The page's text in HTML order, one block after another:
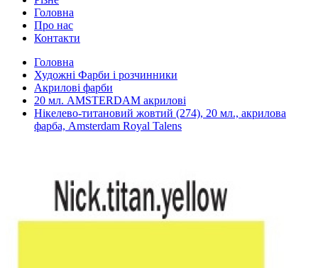
Головна
Про нас
Контакти
Головна
Художні Фарби і розчинники
Акрилові фарби
20 мл. AMSTERDAM акрилові
Нікелево-титановий жовтий (274), 20 мл., акрилова
фарба, Amsterdam Royal Talens